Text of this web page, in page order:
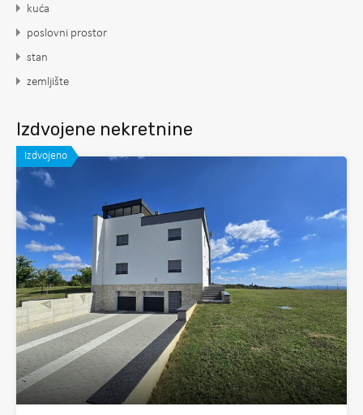
kuća
poslovni prostor
stan
zemljište
Izdvojene nekretnine
Izdvojeno